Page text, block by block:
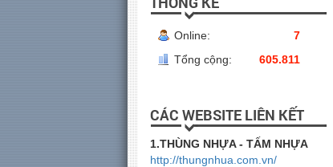
Online:
7
Tổng cộng:
605.811
CÁC WEBSITE LIÊN KẾT
1.THÙNG NHỰA - TẤM NHỰA
http://thungnhua.com.vn/